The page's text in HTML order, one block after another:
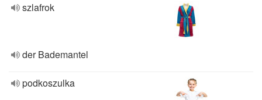
szlafrok
der Bademantel
podkoszulka